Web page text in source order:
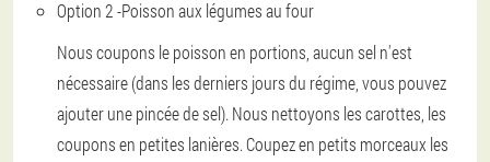
Option 2 -Poisson aux légumes au four
Nous coupons le poisson en portions, aucun sel n'est
nécessaire (dans les derniers jours du régime, vous pouvez
ajouter une pincée de sel). Nous nettoyons les carottes, les
coupons en petites lanières. Coupez en petits morceaux les